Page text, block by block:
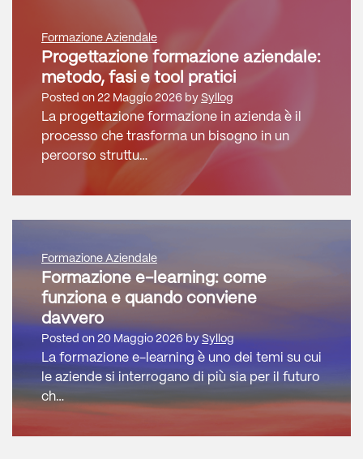
Formazione Aziendale
Progettazione formazione aziendale:
metodo, fasi e tool pratici
Posted on 22 Maggio 2026 by Syllog
La progettazione formazione in azienda è il
processo che trasforma un bisogno in un
percorso struttu…
Formazione Aziendale
Formazione e-learning: come
funziona e quando conviene
davvero
Posted on 20 Maggio 2026 bySyllog
La formazione e-learning è uno dei temi su cui
le aziende si interrogano di più sia per il futuro
ch…